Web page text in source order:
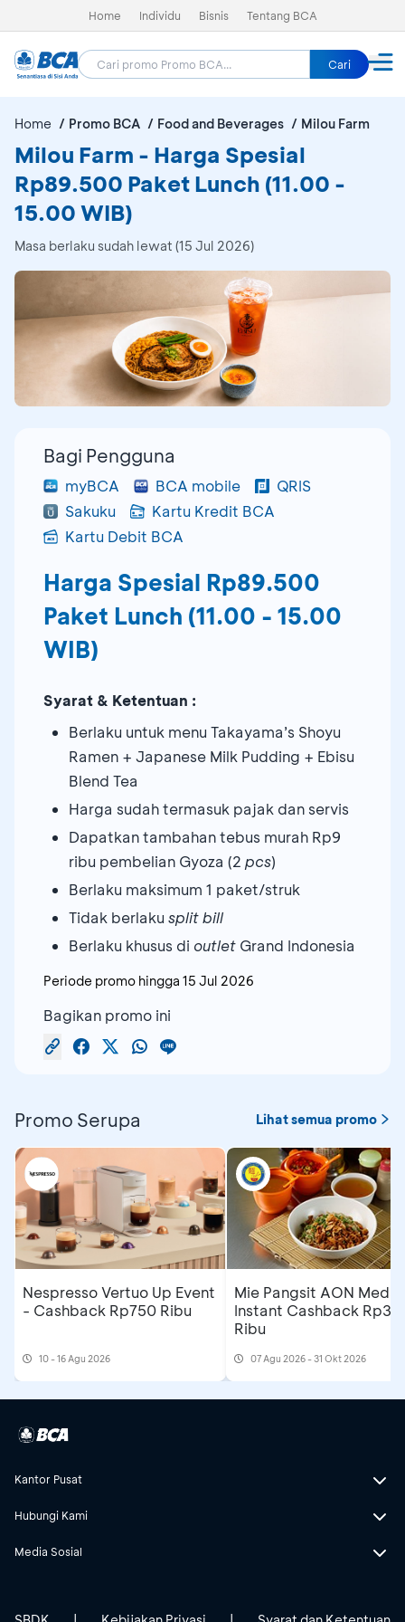
Home Individu Bisnis Tentang BCA
Cari
Home Promo BCA Food and Beverages Milou Farm
Milou Farm - Harga Spesial
Rp89.500 Paket Lunch (11.00 -
15.00 WIB)
Masa berlaku sudah lewat (15 Jul 2026)
Bagi Pengguna
myBCA BCA mobile
QRIS
Sakuku
Kartu Kredit BCA
Kartu Debit BCA
Harga Spesial Rp89.500
Paket Lunch (11.00 - 15.00
WIB)
Syarat & Ketentuan :
Berlaku untuk menu Takayama’s Shoyu
Ramen + Japanese Milk Pudding + Ebisu
Blend Tea
Harga sudah termasuk pajak dan servis
Dapatkan tambahan tebus murah Rp9
ribu pembelian Gyoza (2 pcs)
Berlaku maksimum 1 paket/struk
Tidak berlaku split bill
Berlaku khusus di outlet Grand Indonesia
Periode promo hingga 15 Jul 2026
Bagikan promo ini
Promo Serupa Lihat semua promo
Nespresso Vertuo Up Event
- Cashback Rp750 Ribu
10 - 16 Agu 2026
Mie Pangsit AON
Instant Cashback Rp35
Ribu
07 Agu 2026 - 31 Okt 2026
Kantor Pusat
Hubungi Kami
Media Sosial